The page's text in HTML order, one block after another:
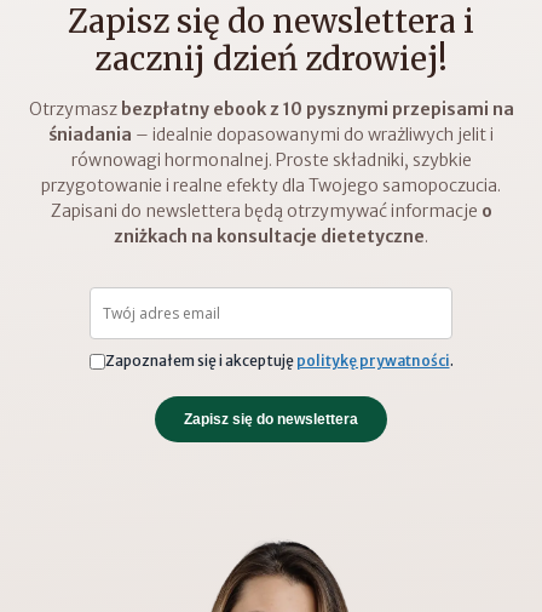
Zapisz się do newslettera i
zacznij dzień zdrowiej!
Otrzymasz bezpłatny ebook z 10 pysznymi przepisami na
śniadania – idealnie dopasowanymi do wrażliwych jelit i
równowagi hormonalnej. Proste składniki, szybkie
przygotowanie i realne efekty dla Twojego samopoczucia.
Zapisani do newslettera będą otrzymywać informacje o
zniżkach na konsultacje dietetyczne.
Zapoznałem się i akceptuję politykę prywatności.
Zapisz się do newslettera